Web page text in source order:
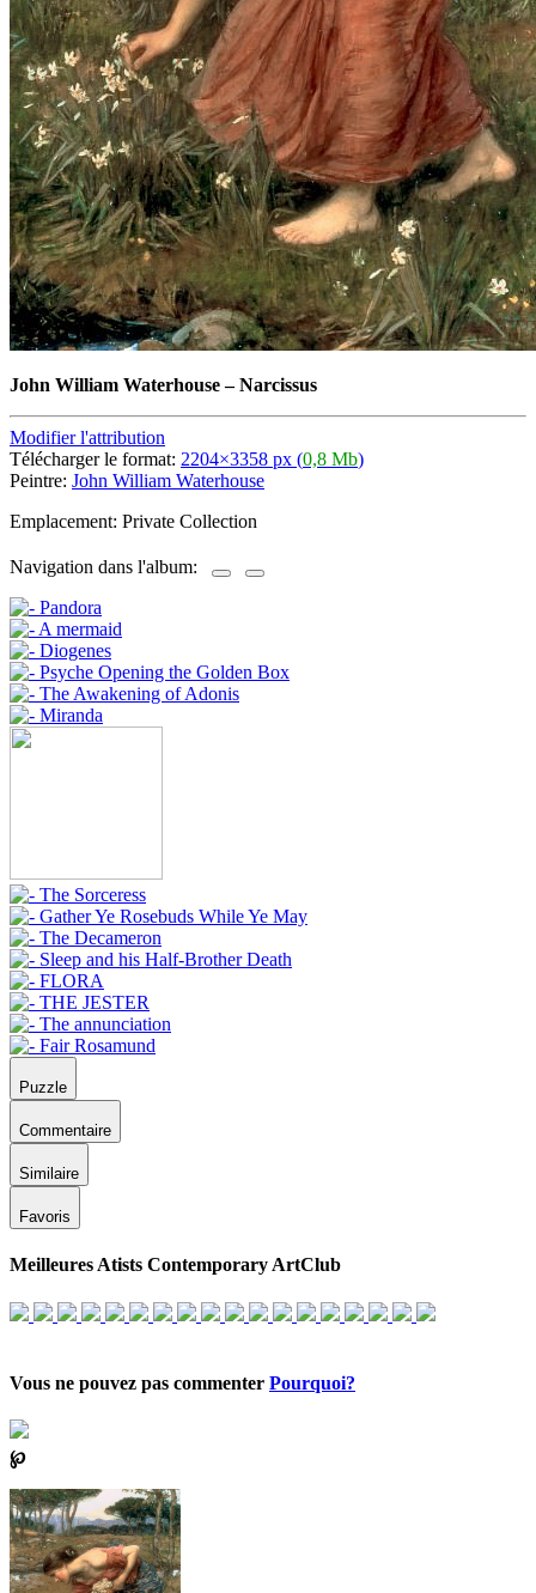
John William Waterhouse–Narcissus
Modifier l'attribution
Télécharger le format: 2204×3358 px (0,8 Mb)
Peintre: John William Waterhouse
Emplacement: Private Collection
Navigation dans l'album:
Puzzle
Commentaire
Similaire
Favoris
Meilleures Atists Contemporary ArtClub
Vous ne pouvez pas commenter Pourquoi?
℘